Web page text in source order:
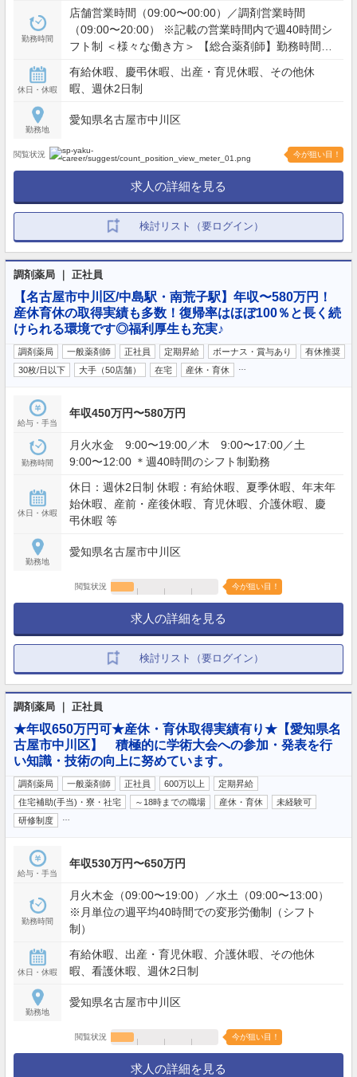
勤務時間
店舗営業時間（09:00〜00:00）／調剤営業時間
（09:00〜20:00） ※記載の営業時間内で週40時間シ
フト制 ＜様々な働き方＞ 【総合薬剤師】勤務時間：
制） 【調剤薬剤師】勤務時間：9時〜19時／休日：
土曜日、日曜日、祝日
休日・休暇
有給休暇、慶弔休暇、出産・育児休暇、その他休
暇、週休2日制
勤務地
愛知県名古屋市中川区
閲覧状況 今が狙い目！
求人の詳細を見る
検討リスト（要ログイン）
調剤薬局 ｜ 正社員
【名古屋市中川区/中島駅・南荒子駅】年収〜580万円！
産休育休の取得実績も多数！復帰率はほぼ100％と長く続
けられる環境です◎福利厚生も充実♪
調剤薬局 一般薬剤師 正社員 定期昇給 ボーナス・賞与あり
有休推奨
30枚/日以下
大手（50店舗） 在宅 産休・育休
給与・手当
年収450万円〜580万円
勤務時間
月火水金 9:00〜19:00／木 9:00〜17:00／土
9:00〜12:00 ＊週40時間のシフト制勤務
休日・休暇
休日：週休2日制 休暇：有給休暇、夏季休暇、年末年
始休暇、産前・産後休暇、育児休暇、介護休暇、慶
弔休暇 等
勤務地
愛知県名古屋市中川区
閲覧状況 今が狙い目！
求人の詳細を見る
検討リスト（要ログイン）
調剤薬局 ｜ 正社員
★年収650万円可★産休・育休取得実績有り★【愛知県名
古屋市中川区】 積極的に学術大会への参加・発表を行
い知識・技術の向上に努めています。
調剤薬局 一般薬剤師 正社員 600万以上
定期昇給
住宅補助(手当)・寮・社宅
～18時までの職場 産休・育休
未経験可
研修制度
給与・手当
年収530万円〜650万円
勤務時間
月火木金（09:00〜19:00）／水土（09:00〜13:00）
※月単位の週平均40時間での変形労働制（シフト
制）
休日・休暇
有給休暇、出産・育児休暇、介護休暇、その他休
暇、看護休暇、週休2日制
勤務地
愛知県名古屋市中川区
閲覧状況 今が狙い目！
求人の詳細を見る